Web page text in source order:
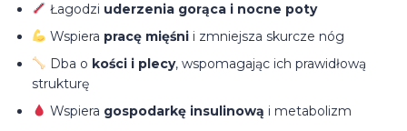
Łagodzi uderzenia gorąca i nocne poty
Wspiera pracę mięśnii zmniejsza skurcze nóg
Dba o kości i plecy, wspomagając ich prawidłową
strukturę
Wspiera gospodarkę insulinową i metabolizm